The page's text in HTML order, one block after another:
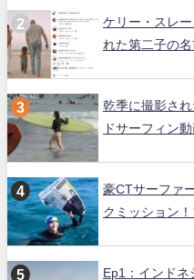
ケリー・スレ
れた第二子の
乾季に撮影さ
ドサーフィン
豪CTサーファ
クミッション
Ep1：インド